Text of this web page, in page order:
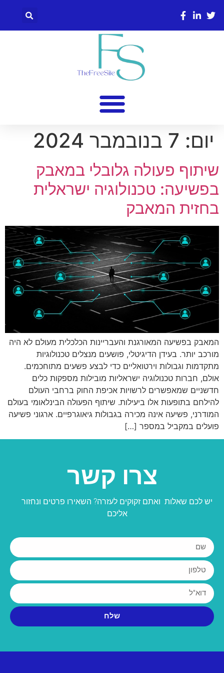
יום: 7 בנובמבר 2024
שיתוף פעולה גלובלי במאבק
בפשיעה: טכנולוגיה ישראלית
בחזית המאבק
המאבק בפשיעה המאורגנת והעבריינות הכלכלית מעולם לא היה
מורכב יותר. בעידן הדיגיטלי, פושעים מנצלים טכנולוגיות
מתקדמות וגבולות וירטואליים כדי לבצע פשעים מתוחכמים.
אולם, חברות טכנולוגיה ישראליות מובילות מספקות כלים
חדשניים שמאפשרים לרשויות אכיפת החוק ברחבי העולם
להילחם בתופעות אלו ביעילות. שיתוף הפעולה הבינלאומי בעולם
המודרני, פשיעה אינה מכירה בגבולות גיאוגרפיים. ארגוני פשיעה
פועלים במקביל במספר […]
צרו קשר
יש לכם שאלות ואתם זקוקים לעזרה? השאירו פרטים ונחזור
אליכם
שלח